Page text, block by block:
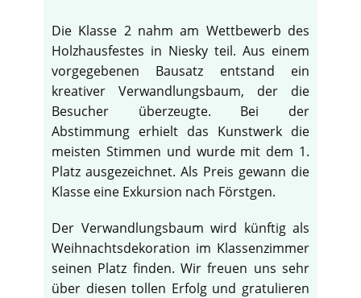
Die Klasse 2 nahm am Wettbewerb des
Holzhausfestes in Niesky teil. Aus einem
vorgegebenen Bausatz entstand ein
kreativer Verwandlungsbaum, der die
Besucher überzeugte. Bei der
Abstimmung erhielt das Kunstwerk die
meisten Stimmen und wurde mit dem 1.
Platz ausgezeichnet. Als Preis gewann die
Klasse eine Exkursion nach Förstgen.
Der Verwandlungsbaum wird künftig als
Weihnachtsdekoration im Klassenzimmer
seinen Platz finden. Wir freuen uns sehr
über diesen tollen Erfolg und gratulieren